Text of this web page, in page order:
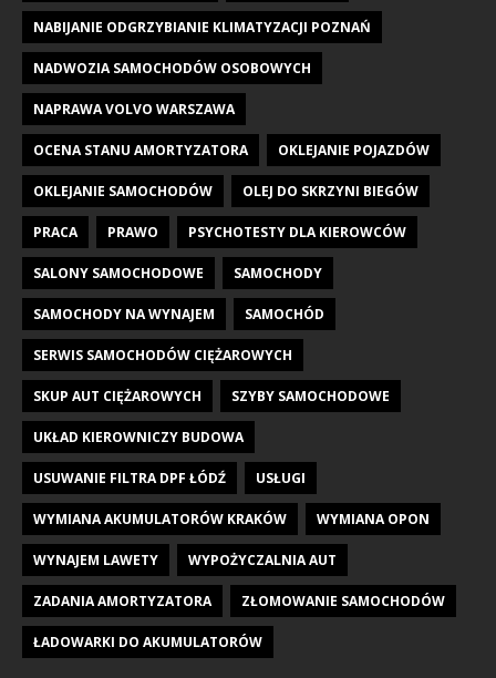
NABIJANIE ODGRZYBIANIE KLIMATYZACJI POZNAŃ
NADWOZIA SAMOCHODÓW OSOBOWYCH
NAPRAWA VOLVO WARSZAWA
OCENA STANU AMORTYZATORA OKLEJANIE POJAZDÓW
OKLEJANIE SAMOCHODÓW OLEJ DO SKRZYNI BIEGÓW
PRACA PRAWO PSYCHOTESTY DLA KIEROWCÓW
SALONY SAMOCHODOWE SAMOCHODY
SAMOCHODY NA WYNAJEM SAMOCHÓD
SERWIS SAMOCHODÓW CIĘŻAROWYCH
SKUP AUT CIĘŻAROWYCH SZYBY SAMOCHODOWE
UKŁAD KIEROWNICZY BUDOWA
USUWANIE FILTRA DPF ŁÓDŹ USŁUGI
WYMIANA AKUMULATORÓW KRAKÓW WYMIANA OPON
WYNAJEM LAWETY WYPOŻYCZALNIA AUT
ZADANIA AMORTYZATORA ZŁOMOWANIE SAMOCHODÓW
ŁADOWARKI DO AKUMULATORÓW